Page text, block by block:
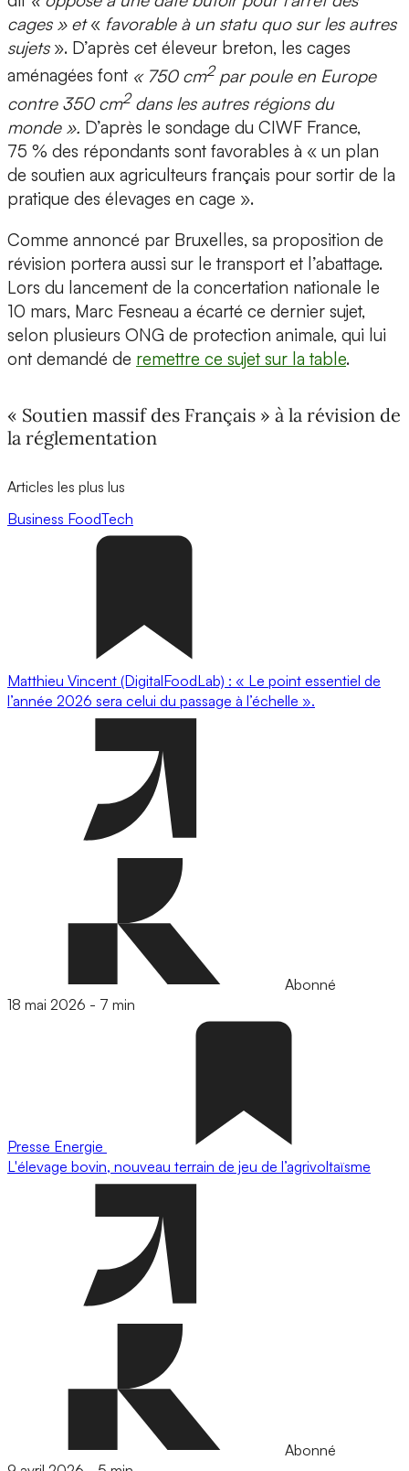
cages » et« favorable à un statu quo sur les autres
sujets». D’après cet éleveur breton, les cages
aménagées font « 750 cm2par poule en Europe
contre 350 cm2dans les autres régions du
monde ». D’après le sondage du CIWF France,
75 % des répondants sont favorables à « un plan
de soutien aux agriculteurs français pour sortir de la
pratique des élevages en cage ».
Comme annoncé par Bruxelles, sa proposition de
révision portera aussi sur le transport et l’abattage.
Lors du lancement de la concertation nationale le
10 mars, Marc Fesneau a écarté ce dernier sujet,
selon plusieurs ONG de protection animale, qui lui
ont demandé de remettre ce sujet sur la table.
« Soutien massif des Français » à la révision de
la réglementation
Articles les plus lus
Business FoodTech
Matthieu Vincent (DigitalFoodLab) : « Le point essentiel de
l’année 2026 sera celui du passage à l’échelle ».
Abonné
18 mai 2026 - 7 min
Presse Energie
L'élevage bovin, nouveau terrain de jeu de l’agrivoltaïsme
Abonné